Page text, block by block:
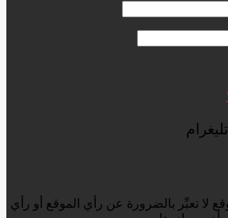
لا تعبِّر بالضرورة عن رأي الموقع أو رأي